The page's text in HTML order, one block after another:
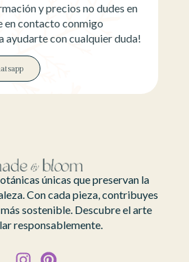
y precios no dudes en
en contacto conmigo
ayudarte con cualquier duda!
únicas que preservan la
Con cada pieza, contribuyes
sostenible. Descubre el arte
responsablemente.